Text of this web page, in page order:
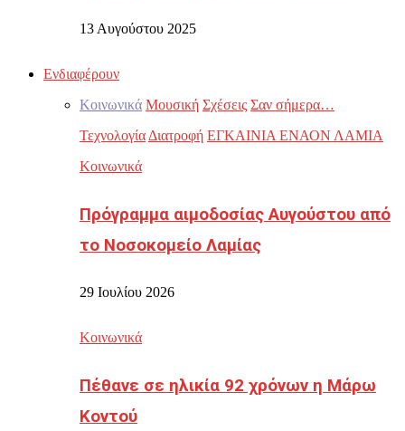
13 Αυγούστου 2025
Ενδιαφέρουν
Κοινωνικά Μουσική Σχέσεις Σαν σήμερα…
Τεχνολογία Διατροφή ΕΓΚΑΙΝΙΑ ΕΝΑΟΝ ΛΑΜΙΑ
Κοινωνικά
Πρόγραμμα αιμοδοσίας Αυγούστου από
το Νοσοκομείο Λαμίας
29 Ιουλίου 2026
Κοινωνικά
Πέθανε σε ηλικία 92 χρόνων η Μάρω
Κοντού